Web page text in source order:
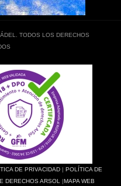
TODOS LOS DERECHOS
DE PRIVACIDAD | POLÍTICA DE
DERECHOS ARSOL |MAPA WEB